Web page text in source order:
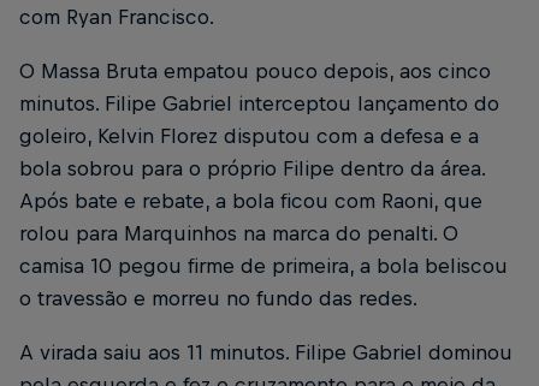
com Ryan Francisco.
O Massa Bruta empatou pouco depois, aos cinco
minutos. Filipe Gabriel interceptou lançamento do
goleiro, Kelvin Florez disputou com a defesa e a
bola sobrou para o próprio Filipe dentro da área.
Após bate e rebate, a bola ficou com Raoni, que
rolou para Marquinhos na marca do penalti. O
camisa 10 pegou firme de primeira, a bola beliscou
o travessão e morreu no fundo das redes.
A virada saiu aos 11 minutos. Filipe Gabriel dominou